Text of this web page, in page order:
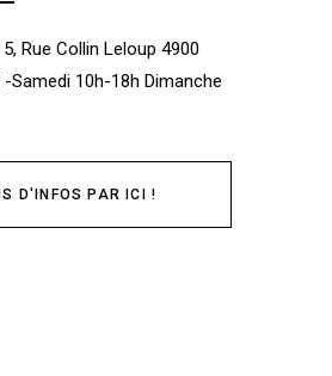
Rue Collin Leloup 4900
Samedi 10h-18h Dimanche
D'INFOS PAR ICI !